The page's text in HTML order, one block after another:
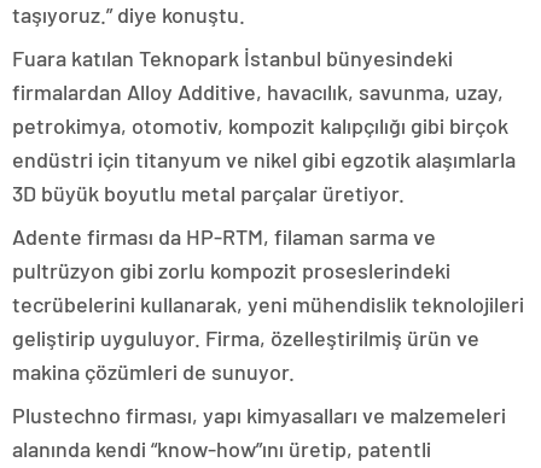
taşıyoruz.” diye konuştu.
Fuara katılan Teknopark İstanbul bünyesindeki
firmalardan Alloy Additive, havacılık, savunma, uzay,
petrokimya, otomotiv, kompozit kalıpçılığı gibi birçok
endüstri için titanyum ve nikel gibi egzotik alaşımlarla
3D büyük boyutlu metal parçalar üretiyor.
Adente firması da HP-RTM, filaman sarma ve
pultrüzyon gibi zorlu kompozit proseslerindeki
tecrübelerini kullanarak, yeni mühendislik teknolojileri
geliştirip uyguluyor. Firma, özelleştirilmiş ürün ve
makina çözümleri de sunuyor.
Plustechno firması, yapı kimyasalları ve malzemeleri
alanında kendi “know-how”ını üretip, patentli